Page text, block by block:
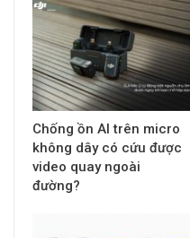
Chống ồn AI trên micro
không dây có cứu được
video quay ngoài
đường?